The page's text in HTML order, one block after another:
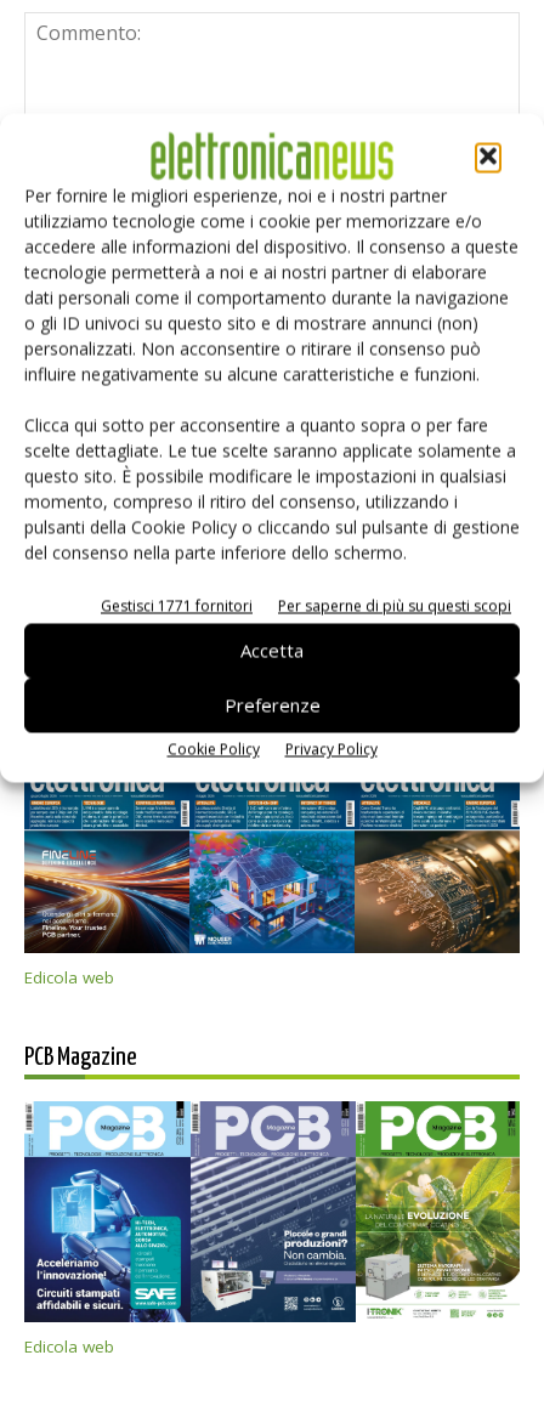
Per fornire le migliori esperienze, noi e i nostri partner
utilizziamo tecnologie come i cookie per memorizzare e/o
accedere alle informazioni del dispositivo. Il consenso a queste
tecnologie permetterà a noi e ai nostri partner di elaborare
dati personali come il comportamento durante la navigazione
o gli ID univoci su questo sito e di mostrare annunci (non)
personalizzati. Non acconsentire o ritirare il consenso può
influire negativamente su alcune caratteristiche e funzioni.
Clicca qui sotto per acconsentire a quanto sopra o per fare
scelte dettagliate. Le tue scelte saranno applicate solamente a
questo sito. È possibile modificare le impostazioni in qualsiasi
momento, compreso il ritiro del consenso, utilizzando i
pulsanti della Cookie Policy o cliccando sul pulsante di gestione
del consenso nella parte inferiore dello schermo.
Gestisci 1771 fornitori Per saperne di più su questi scopi
Accetta
Preferenze
Cookie Policy Privacy Policy
Salva il mio nome, email e sito web in questo browser per i
prossimi commenti.
Selezione di elettronica
Edicola web
PCB Magazine
Edicola web